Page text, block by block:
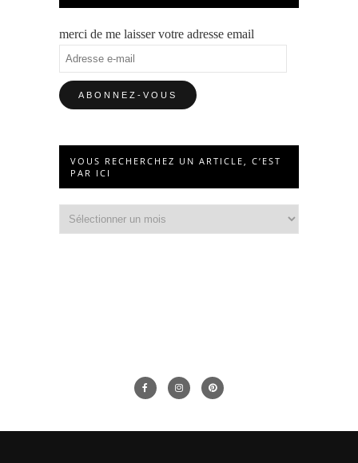
merci de me laisser votre adresse email
Adresse
e-
mail
VOUS RECHERCHEZ UN ARTICLE, C’EST
PAR ICI
recherchez